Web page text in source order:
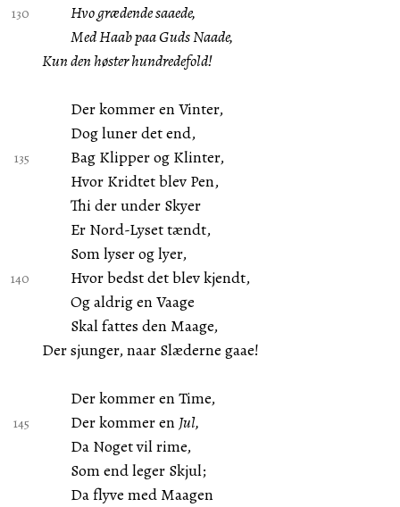
Hvo grædende saaede,
Med Haab paa Guds Naade,
Kun den høster hundredefold!
Der kommer en Vinter,
Dog luner det end,
Bag Klipper og Klinter,
Hvor Kridtet blev Pen,
Thi der under Skyer
Er Nord-Lyset tændt,
Som lyser og lyer,
Hvor bedst det blev kjendt,
Og aldrig en Vaage
Skal fattes den Maage,
Der sjunger, naar Slæderne gaae!
Der kommer en Time,
Der kommer en Jul,
Da Noget vil rime,
Som end leger Skjul;
Da flyve med Maagen